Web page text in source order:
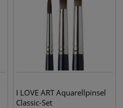
I LOVE ART Aquarellpinsel
Classic-Set